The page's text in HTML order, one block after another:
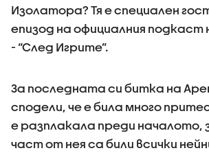
Изолатора? Тя е специален
епизод на официалния
- “След Игрите”.
За последната си битка на
сподели, че е била много
е разплакала преди началото,
част от нея са били всички